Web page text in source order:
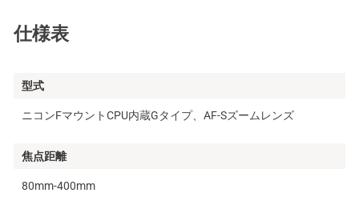
仕様表
型式
ニコンFマウントCPU内蔵Gタイプ、AF-Sズームレンズ
焦点距離
80mm-400mm